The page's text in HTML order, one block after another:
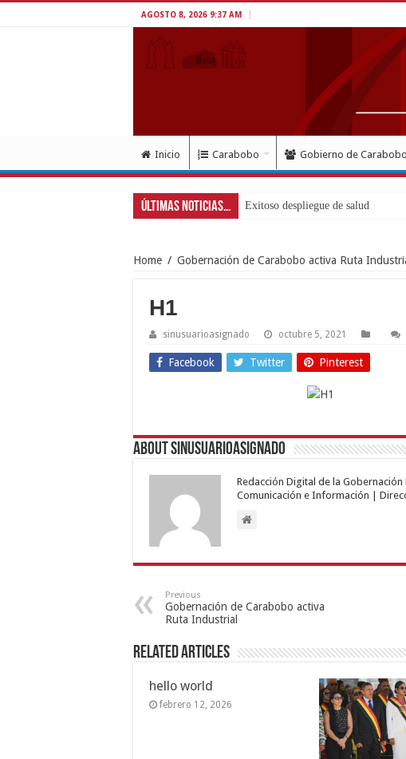
AGOSTO 8, 2026 9:37 AM
Inicio Carabobo Gobierno de Carabobo
Últimas Noticias... Exitoso despliegue de salud con
Home / Gobernación de Carabobo activa Ruta
H1
sinusuarioasignado octubre 5, 2021
Facebook Twitter Pinterest
About sinusuarioasignado
Redacción Digital de la
Comunicación e Información |
Previous
Gobernación de Carabobo activa
Ruta Industrial
Related Articles
hello world
febrero 12, 2026